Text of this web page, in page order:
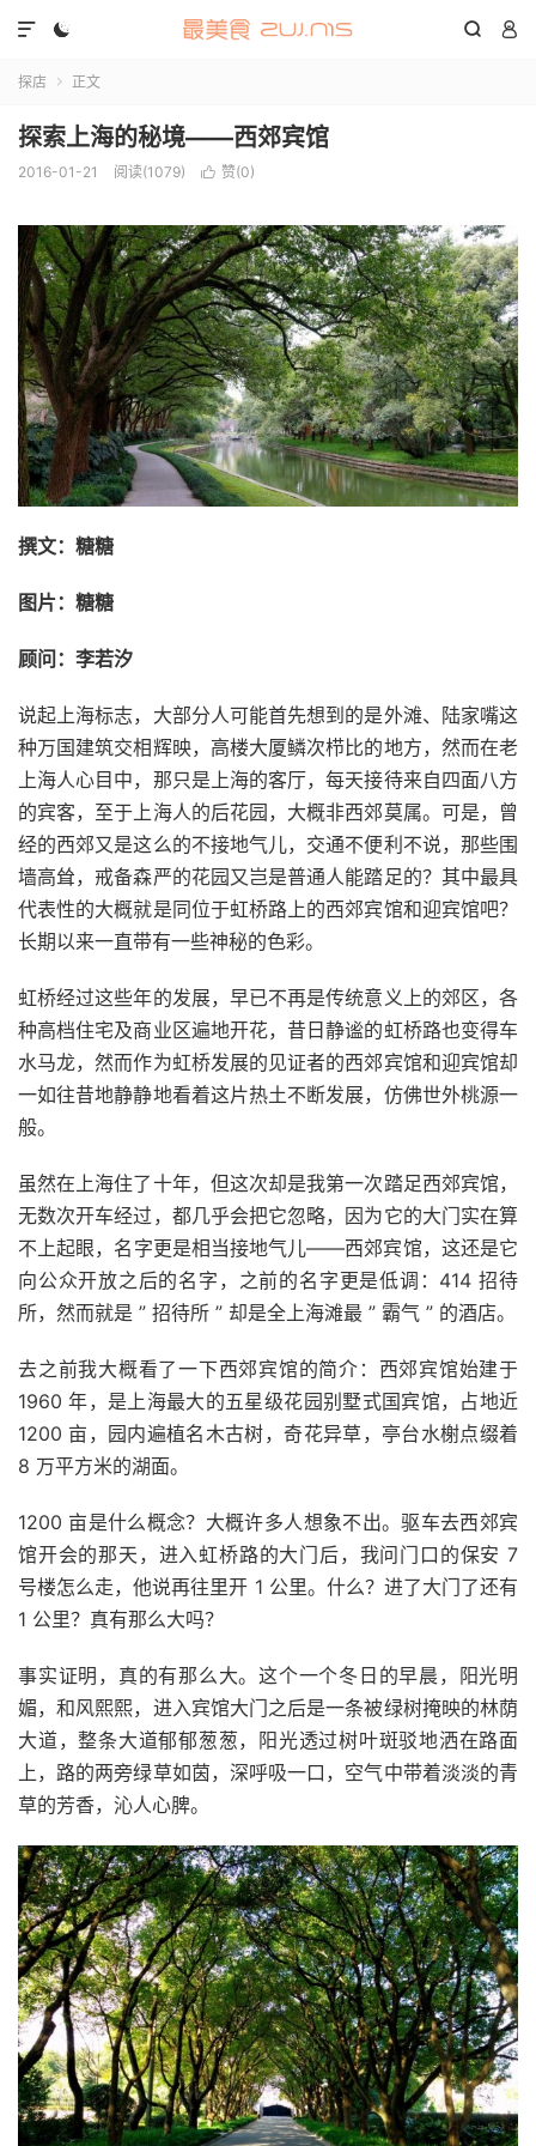
  

探店  正文
探索上海的秘境——西郊宾馆
2016-01-21 阅读(1079)  赞(0)
撰文：糖糖
图片：糖糖
顾问：李若汐
说起上海标志，大部分人可能首先想到的是外滩、陆家嘴这
种万国建筑交相辉映，高楼大厦鳞次栉比的地方，然而在老
上海人心目中，那只是上海的客厅，每天接待来自四面八方
的宾客，至于上海人的后花园，大概非西郊莫属。可是，曾
经的西郊又是这么的不接地气儿，交通不便利不说，那些围
墙高耸，戒备森严的花园又岂是普通人能踏足的？其中最具
代表性的大概就是同位于虹桥路上的西郊宾馆和迎宾馆吧？
长期以来一直带有一些神秘的色彩。
虹桥经过这些年的发展，早已不再是传统意义上的郊区，各
种高档住宅及商业区遍地开花，昔日静谧的虹桥路也变得车
水马龙，然而作为虹桥发展的见证者的西郊宾馆和迎宾馆却
一如往昔地静静地看着这片热土不断发展，仿佛世外桃源一
般。
虽然在上海住了十年，但这次却是我第一次踏足西郊宾馆，
无数次开车经过，都几乎会把它忽略，因为它的大门实在算
不上起眼，名字更是相当接地气儿——西郊宾馆，这还是它
向公众开放之后的名字，之前的名字更是低调：414 招待
所，然而就是 ” 招待所 ” 却是全上海滩最 ” 霸气 ” 的酒店。
去之前我大概看了一下西郊宾馆的简介：西郊宾馆始建于
1960 年，是上海最大的五星级花园别墅式国宾馆，占地近
1200 亩，园内遍植名木古树，奇花异草，亭台水榭点缀着
8 万平方米的湖面。
1200 亩是什么概念？大概许多人想象不出。驱车去西郊宾
馆开会的那天，进入虹桥路的大门后，我问门口的保安 7
号楼怎么走，他说再往里开 1 公里。什么？进了大门了还有
1 公里？真有那么大吗？
事实证明，真的有那么大。这个一个冬日的早晨，阳光明
媚，和风熙熙，进入宾馆大门之后是一条被绿树掩映的林荫
大道，整条大道郁郁葱葱，阳光透过树叶斑驳地洒在路面
上，路的两旁绿草如茵，深呼吸一口，空气中带着淡淡的青
草的芳香，沁人心脾。